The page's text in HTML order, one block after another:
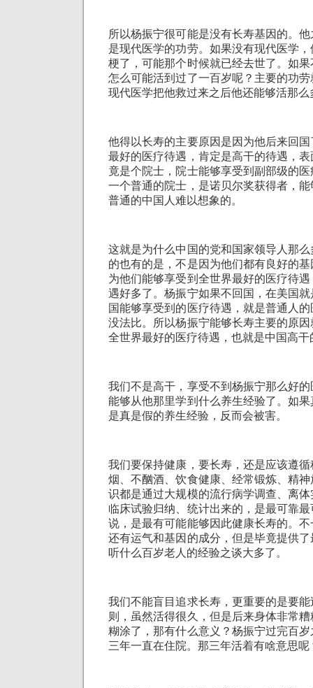
所以杨振宁很可能是没有长寿基因的。
是现代医学的功劳。如果没有现代医学
梗了，可能那个时候就已经去世了。如
怎么可能活到过了一百岁呢？主要的功
现代医学把他救过来之后他还能够活那么
他得以长寿的主要原因是因为他后来回
最好的医疗待遇，肯定是高干的待遇，
竟是个院士，院士能够享受到副部级的
一个普通的院士，是诺贝尔奖获得者，
普通的中国人难以想象的。
这就是为什么中国的党和国家领导人那
的也有的是，不是因为他们都有良好的
为他们能够享受到全世界最好的医疗待
遇好多了。杨振宁如果不回国，在美国
国能够享受到的医疗待遇，就是普通人
没法比。所以杨振宁能够长寿主要的原
全世界最好的医疗待遇，也就是中国高干
我们不是高干，享受不到杨振宁那么好
能够从他那里学到什么养生经验了。如
是真是假的养生经验，反而会被害。
我们要保持健康，要长寿，还是应该遵
烟、不酗酒、饮食健康、经常锻炼、精
识都是通过大规模的流行病学调查、离
临床试验归纳、统计出来的，是最可靠
说，是最有可能能够因此健康长寿的。
还有运气和基因的成分，但是毕竟提供
听什么百岁老人的经验之谈大多了。
我们不能盲目追求长寿，更重要的是要
则，虽然活得很久，但是后来身体非常
糊涂了，那有什么意义？杨振宁过完百
三年一直在住院。那三年活着有啥意思呢